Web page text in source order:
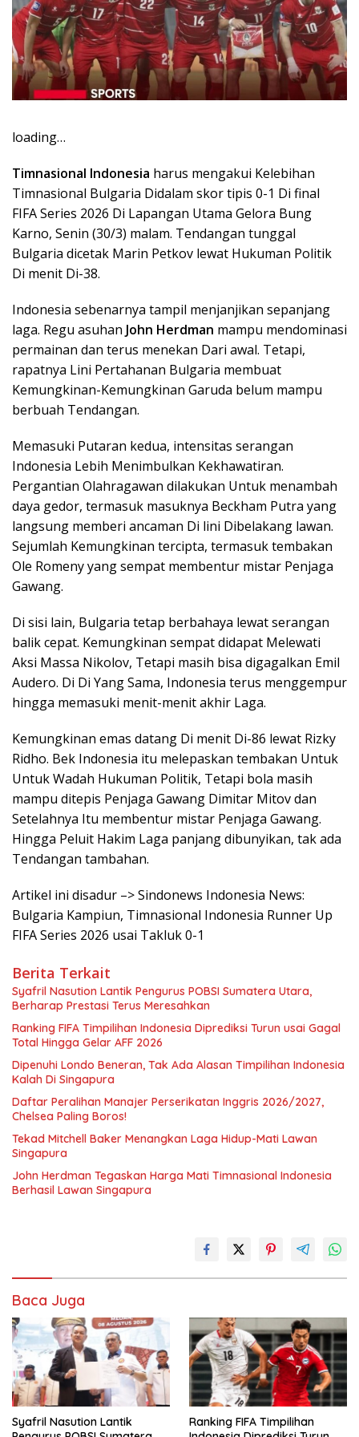
loading…
Timnasional Indonesia harus mengakui Kelebihan
Timnasional Bulgaria Didalam skor tipis 0-1 Di final
FIFA Series 2026 Di Lapangan Utama Gelora Bung
Karno, Senin (30/3) malam. Tendangan tunggal
Bulgaria dicetak Marin Petkov lewat Hukuman Politik
Di menit Di-38.
Indonesia sebenarnya tampil menjanjikan sepanjang
laga. Regu asuhan John Herdman mampu mendominasi
permainan dan terus menekan Dari awal. Tetapi,
rapatnya Lini Pertahanan Bulgaria membuat
Kemungkinan-Kemungkinan Garuda belum mampu
berbuah Tendangan.
Memasuki Putaran kedua, intensitas serangan
Indonesia Lebih Menimbulkan Kekhawatiran.
Pergantian Olahragawan dilakukan Untuk menambah
daya gedor, termasuk masuknya Beckham Putra yang
langsung memberi ancaman Di lini Dibelakang lawan.
Sejumlah Kemungkinan tercipta, termasuk tembakan
Ole Romeny yang sempat membentur mistar Penjaga
Gawang.
Di sisi lain, Bulgaria tetap berbahaya lewat serangan
balik cepat. Kemungkinan sempat didapat Melewati
Aksi Massa Nikolov, Tetapi masih bisa digagalkan Emil
Audero. Di Di Yang Sama, Indonesia terus menggempur
hingga memasuki menit-menit akhir Laga.
Kemungkinan emas datang Di menit Di-86 lewat Rizky
Ridho. Bek Indonesia itu melepaskan tembakan Untuk
Untuk Wadah Hukuman Politik, Tetapi bola masih
mampu ditepis Penjaga Gawang Dimitar Mitov dan
Setelahnya Itu membentur mistar Penjaga Gawang.
Hingga Peluit Hakim Laga panjang dibunyikan, tak ada
Tendangan tambahan.
Artikel ini disadur –> Sindonews Indonesia News:
Bulgaria Kampiun, Timnasional Indonesia Runner Up
FIFA Series 2026 usai Takluk 0-1
Berita Terkait
Syafril Nasution Lantik Pengurus POBSI Sumatera Utara,
Berharap Prestasi Terus Meresahkan
Ranking FIFA Timpilihan Indonesia Diprediksi Turun usai Gagal
Total Hingga Gelar AFF 2026
Dipenuhi Londo Beneran, Tak Ada Alasan Timpilihan Indonesia
Kalah Di Singapura
Daftar Peralihan Manajer Perserikatan Inggris 2026/2027,
Chelsea Paling Boros!
Tekad Mitchell Baker Menangkan Laga Hidup-Mati Lawan
Singapura
John Herdman Tegaskan Harga Mati Timnasional Indonesia
Berhasil Lawan Singapura
Baca Juga
Syafril Nasution Lantik
Ranking FIFA Timpilihan